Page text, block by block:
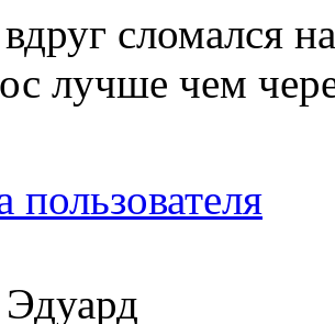
сломался
лучше чем
Эдуард